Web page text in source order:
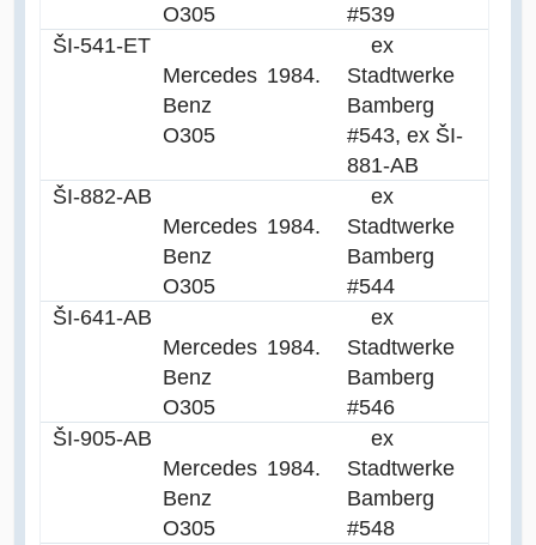
O305
#539
ŠI-541-ET
Mercedes
Benz
O305
1984.
ex
Stadtwerke
Bamberg
#543, ex ŠI-
881-AB
ŠI-882-AB
Mercedes
Benz
O305
1984.
ex
Stadtwerke
Bamberg
#544
ŠI-641-AB
Mercedes
Benz
O305
1984.
ex
Stadtwerke
Bamberg
#546
ŠI-905-AB
Mercedes
Benz
O305
1984.
ex
Stadtwerke
Bamberg
#548